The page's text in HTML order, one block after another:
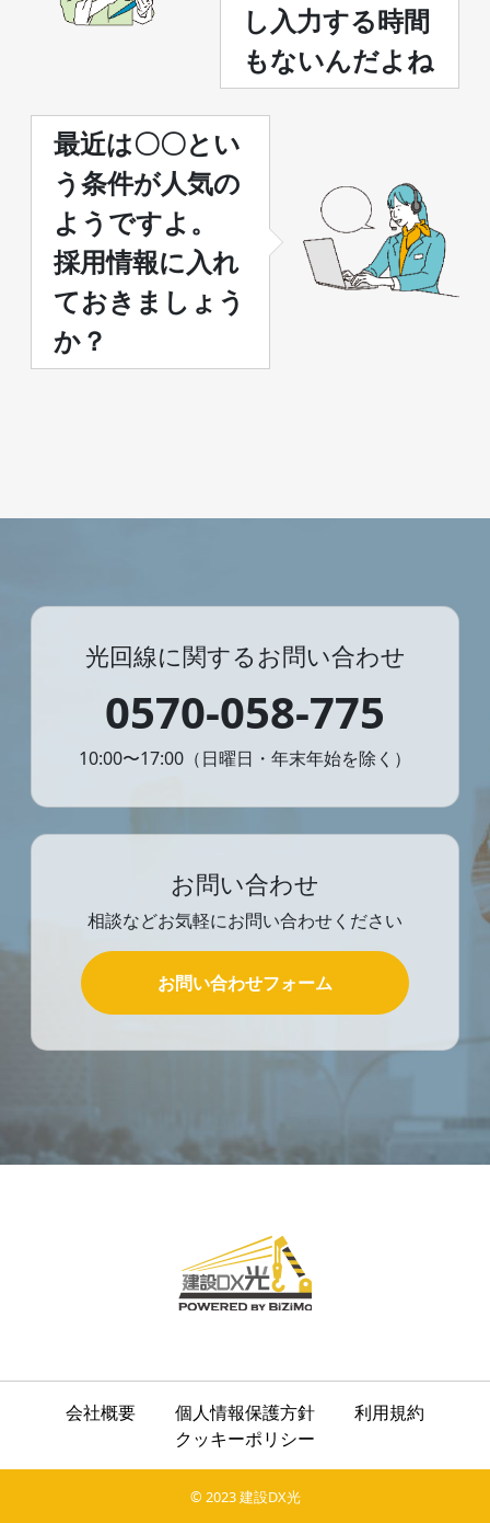
し入力する時間
もないんだよね
最近は〇〇とい
う条件が人気の
ようですよ。
採用情報に入れ
ておきましょう
か？
光回線に関するお問い合わせ
0570-058-775
10:00〜17:00（日曜日・年末年始を除く）
お問い合わせ
相談などお気軽にお問い合わせください
お問い合わせフォーム
会社概要 個人情報保護方針
利用規約
クッキーポリシー
© 2023 建設DX光